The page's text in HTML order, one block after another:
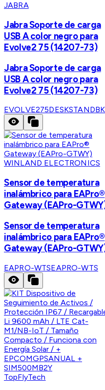
JABRA
Jabra Soporte de carga
USB A color negro para
Evolve2 75 (14207-73)
Jabra Soporte de carga
USB A color negro para
Evolve2 75 (14207-73)
EVOLVE275DESKSTANDBK
WINLAND ELECTRONICS
Sensor de temperatura
inalámbrico para EAPro®
Gateway (EAPro-
Sensor de temperatura
inalámbrico para EAPro®
Gateway (EAPro-
EAPRO-WTSEAPRO-WTS
TopFlyTech